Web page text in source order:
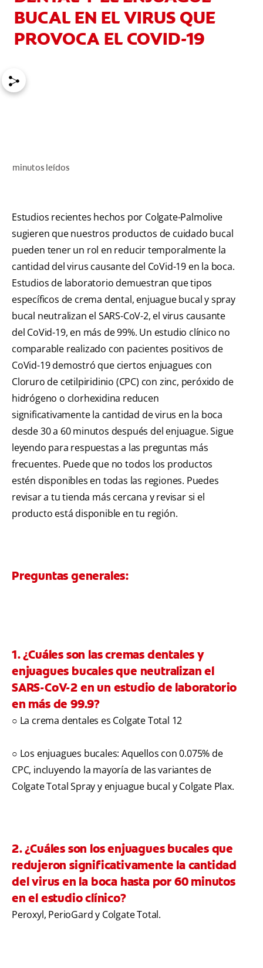
CHEQUEO DE SALUD BUCAL
SELECCIÓN DE PRODUCTOS
BUCAL EN EL VIRUS QUE
PROVOCA EL COVID-19
minutos leídos
Estudios recientes hechos por Colgate-Palmolive
sugieren que nuestros productos de cuidado bucal
pueden tener un rol en reducir temporalmente la
cantidad del virus causante del CoVid-19 en la boca.
Estudios de laboratorio demuestran que tipos
específicos de crema dental, enjuague bucal y spray
bucal neutralizan el SARS-CoV-2, el virus causante
del CoVid-19, en más de 99%. Un estudio clínico no
comparable realizado con pacientes positivos de
CoVid-19 demostró que ciertos enjuagues con
Cloruro de cetilpiridinio (CPC) con zinc, peróxido de
hidrógeno o clorhexidina reducen
significativamente la cantidad de virus en la boca
desde 30 a 60 minutos después del enjuague. Sigue
leyendo para respuestas a las preguntas más
frecuentes. Puede que no todos los productos
estén disponibles en todas las regiones. Puedes
revisar a tu tienda más cercana y revisar si el
producto está disponible en tu región.
Preguntas generales:
1. ¿Cuáles son las cremas dentales y
enjuagues bucales que neutralizan el
SARS-CoV-2 en un estudio de laboratorio
en más de 99.9?
○ La crema dentales es Colgate Total 12
○ Los enjuagues bucales: Aquellos con 0.075% de
CPC, incluyendo la mayoría de las variantes de
Colgate Total Spray y enjuague bucal y Colgate Plax.
2. ¿Cuáles son los enjuagues bucales que
redujeron significativamente la cantidad
del virus en la boca hasta por 60 minutos
en el estudio clínico?
Peroxyl, PerioGard y Colgate Total.